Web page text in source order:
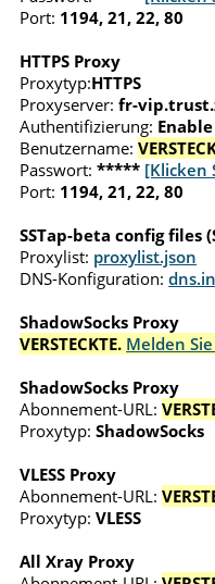
Port: 1194, 21, 22, 80
HTTPS Proxy
Proxytyp:HTTPS
Proxyserver: fr-
Authentifizierung: Enable
Benutzername:
Passwort: ***** [Klicken
Port: 1194, 21, 22, 80
SSTap-beta config files
Proxylist: proxylist.json
DNS-Konfiguration:
ShadowSocks Proxy
VERSTECKTE. Melden
ShadowSocks Proxy
Abonnement-URL:
Proxytyp: ShadowSocks
VLESS Proxy
Abonnement-URL:
Proxytyp: VLESS
All Xray Proxy